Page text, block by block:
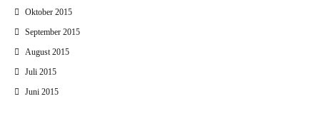
Oktober 2015
September 2015
August 2015
Juli 2015
Juni 2015